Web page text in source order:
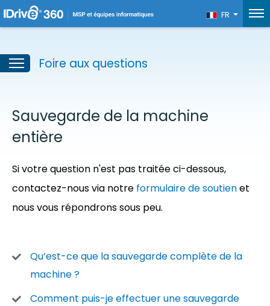
FR
Foire aux questions
Sauvegarde de la machine
entière
Si votre question n'est pas traitée ci-dessous,
contactez-nous via notre formulaire de soutienet
nous vous répondrons sous peu.
Qu’est-ce que la sauvegarde complète de la
machine ?
Comment puis-je effectuer une sauvegarde